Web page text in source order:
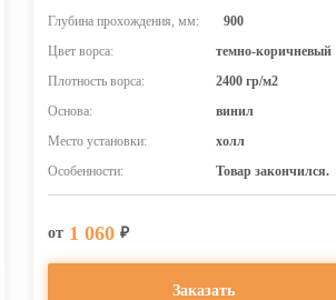
Глубина прохождения, мм:
900
Цвет ворса:
темно-коричневый
Плотность ворса:
2400 гр/м2
Основа:
винил
Место установки:
холл
Особенности:
Товар закончился.
от 1 060 ₽
Заказать